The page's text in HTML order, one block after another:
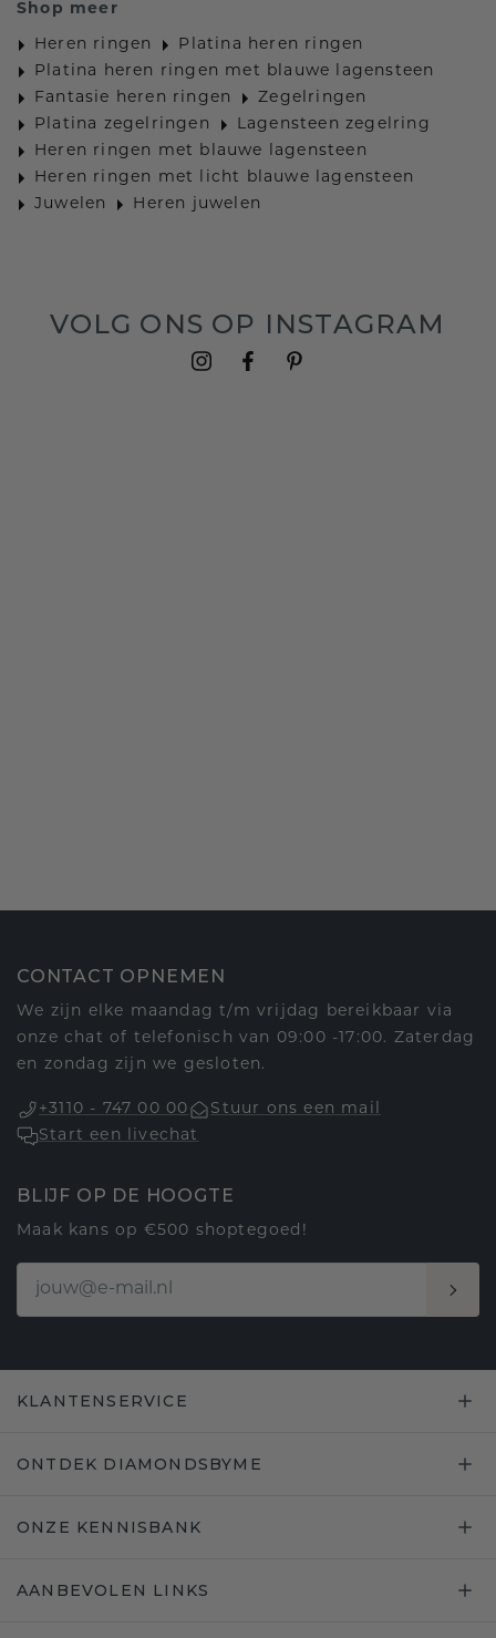
Shop meer
Heren ringen
Platina heren ringen
Platina heren ringen met blauwe lagensteen
Fantasie heren ringen
Zegelringen
Platina zegelringen
Lagensteen zegelring
Heren ringen met blauwe lagensteen
Heren ringen met licht blauwe lagensteen
Juwelen
Heren juwelen
VOLG ONS OP INSTAGRAM
CONTACT OPNEMEN
We zijn elke maandag t/m vrijdag bereikbaar via
onze chat of telefonisch van 09:00 -17:00. Zaterdag
en zondag zijn we gesloten.
+3110 - 747 00 00
Stuur ons een mail
Start een livechat
BLIJF OP DE HOOGTE
Maak kans op €500 shoptegoed!
KLANTENSERVICE
ONTDEK DIAMONDSBYME
ONZE KENNISBANK
AANBEVOLEN LINKS